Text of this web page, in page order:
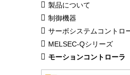
製品について
制御機器
サーボシステムコントロ
MELSEC-Qシリーズ
モーションコントローラ